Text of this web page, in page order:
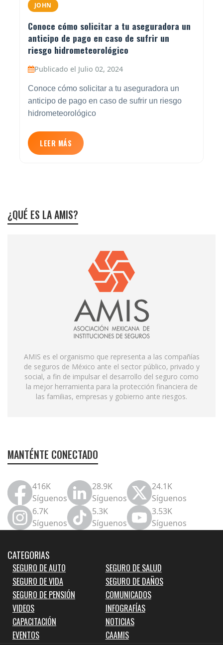
JOHN
Conoce cómo solicitar a tu aseguradora un
anticipo de pago en caso de sufrir un
riesgo hidrometeorológico
Publicado el Julio 02, 2024
Conoce cómo solicitar a tu aseguradora un
anticipo de pago en caso de sufrir un riesgo
hidrometeorológico
LEER MÁS
¿QUÉ ES LA AMIS?
AMIS es el organismo que representa a las compañías
de seguros de México ante el sector público, privado y
social, a fin de impulsar el desarrollo del seguro como
la mejor herramienta para la protección financiera de
las familias, empresas y gobierno ante riesgos.
MANTÉNTE CONECTADO
416K
Síguenos
28.9K
Síguenos
24.1K
Síguenos
6.7K
Síguenos
5.3K
Síguenos
3.53K
Síguenos
CATEGORIAS
SEGURO DE AUTO
SEGURO DE SALUD
SEGURO DE VIDA
SEGURO DE DAÑOS
SEGURO DE PENSIÓN
COMUNICADOS
VIDEOS
INFOGRAFÍAS
CAPACITACIÓN
NOTICIAS
EVENTOS
CAAMIS